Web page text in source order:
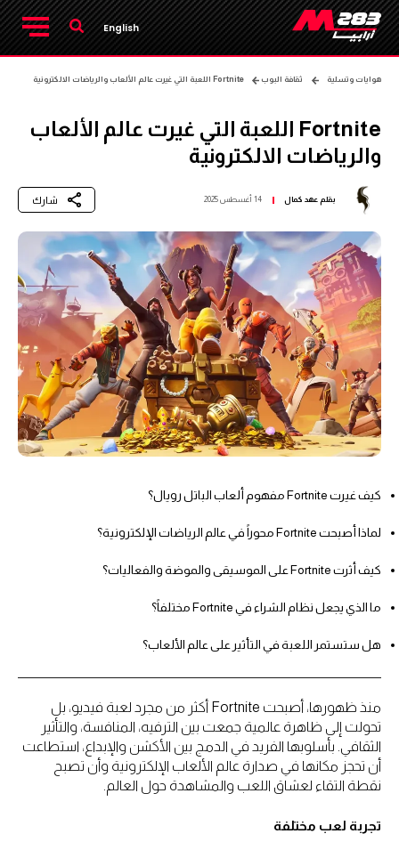
English
هوايات وتسلية ثقافة البوب Fortnite اللعبة التي غيرت عالم الألعاب والرياضات الالكترونية
Fortnite اللعبة التي غيرت عالم الألعاب
والرياضات الالكترونية
بقلمعهد كمال 14 أغسطس 2025 شارك
كيف غيرت Fortnite مفهوم ألعاب الباتل رويال؟
لماذا أصبحت Fortnite محوراً في عالم الرياضات الإلكترونية؟
كيف أثرت Fortnite على الموسيقى والموضة والفعاليات؟
ما الذي يجعل نظام الشراء في Fortnite مختلفاً؟
هل ستستمر اللعبة في التأثير على عالم الألعاب؟
منذ ظهورها، أصبحت Fortnite أكثر من مجرد لعبة فيديو، بل
تحولت إلى ظاهرة عالمية جمعت بين الترفيه، المنافسة، والتأثير
الثقافي. بأسلوبها الفريد في الدمج بين الأكشن والإبداع، استطاعت
أن تحجز مكانها في صدارة عالم الألعاب الإلكترونية وأن تصبح
نقطة التقاء لعشاق اللعب والمشاهدة حول العالم.
تجربة لعب مختلفة